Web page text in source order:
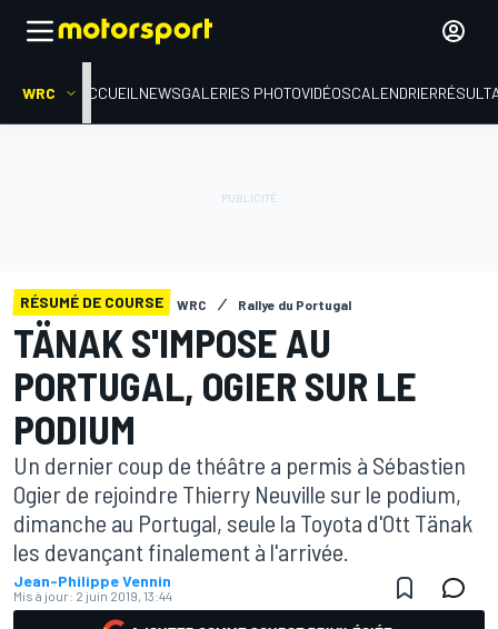
WRC ACCUEIL NEWSGALERIES PHOTOVIDÉOSCALENDRIER
RÉSUMÉ DE COURSE WRC Rallye du Portugal
TÄNAK S'IMPOSE AU
PORTUGAL, OGIER SUR LE
PODIUM
Un dernier coup de théâtre a permis à Sébastien
Ogier de rejoindre Thierry Neuville sur le podium,
dimanche au Portugal, seule la Toyota d'Ott Tänak
les devançant finalement à l'arrivée.
Jean-Philippe Vennin
Mis à jour: 2 juin 2019, 13:44